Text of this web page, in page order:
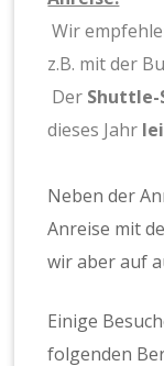
Wir
z.B. mit der
Der Shuttle-
dieses Jahr
Neben der
Anreise mit
wir aber auf
Einige
folgenden